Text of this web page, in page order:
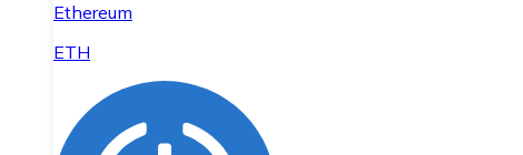
Ethereum
ETH